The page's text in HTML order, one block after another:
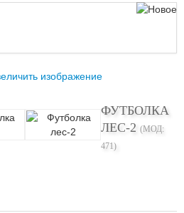
изображение
ФУТБОЛКА
ЛЕС-2 (МОД:
471)